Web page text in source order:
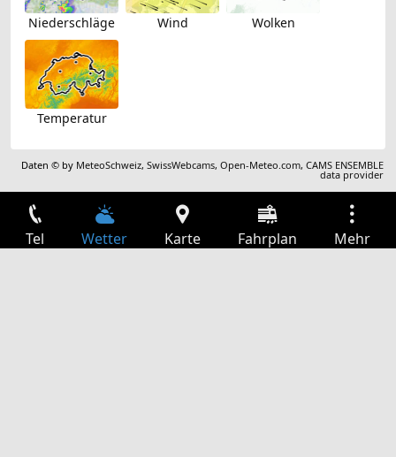
Niederschläge Wind Wolken
Temperatur
Daten © by MeteoSchweiz,SwissWebcams,Open-Meteo.com,CAMS ENSEMBLE
data provider
Tel Wetter Karte Fahrplan Mehr